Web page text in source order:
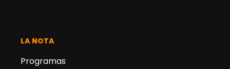
LA NOTA
Programas